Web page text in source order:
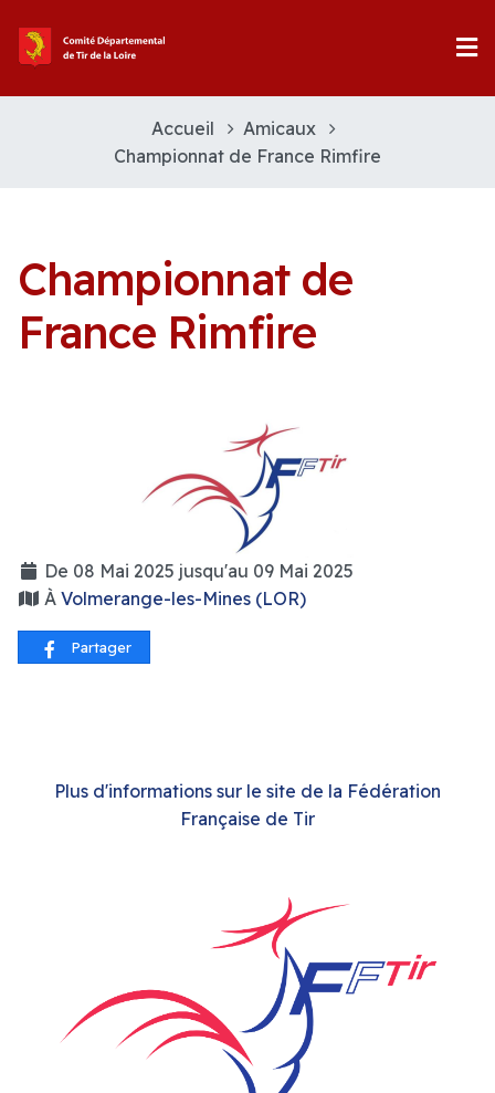
Accueil
Amicaux
Championnat de France Rimfire
Championnat de
France Rimfire
De 08 Mai 2025 jusqu'au 09 Mai 2025
À Volmerange-les-Mines (LOR)
Partager
Plus d'informations sur le site de la Fédération
Française de Tir